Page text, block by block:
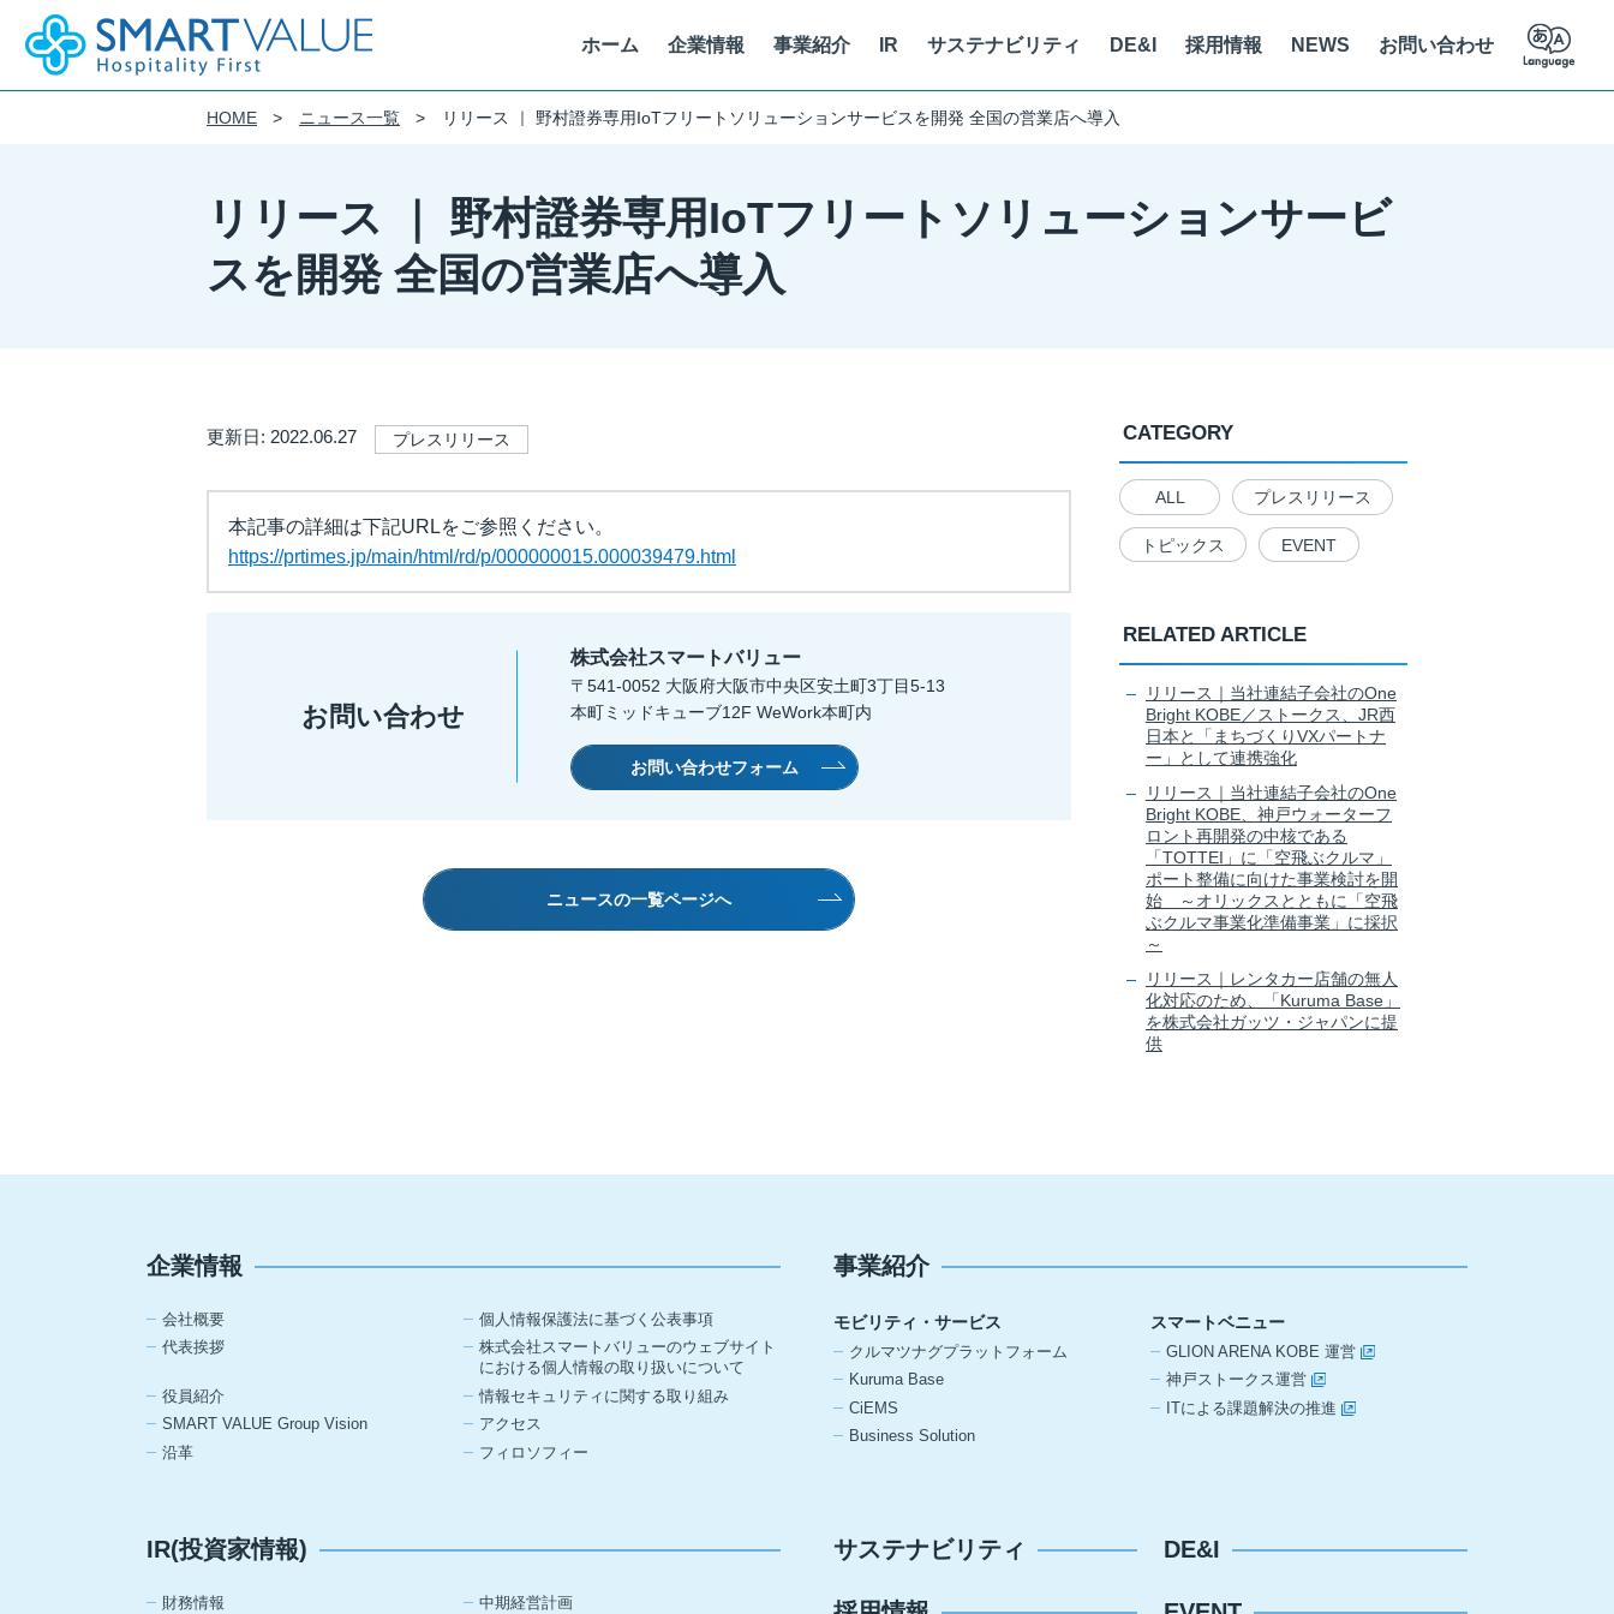
ホーム 企業情報
会社概要 代表挨拶
SMART VALUE Group Vision
沿革
個人情報保護法に基づく公表事項
株式会社スマートバリューのウェブサイトに
おける個人情報の取り扱いについて
情報セキュリティに関する取り組み
事業紹介
モビリティ・サービス
モビリティIoTに特化したプラットフォーム
クルマツナグプラットフォーム
カーシェアの事業化を支援するプラットフォーム
架装品のご提案
スマートベニュー
GLION ARENA KOBE 運営
IR
財務情報
経営成績
財政状況
決算短信
株主通信
株主総会関連資料
株式情報
中期経営計画
ディスクロージャーポリシー
監査委員会ホットライン
サステナビリティ
サステナビリティ基本方針 マテリアリティ
サステナビリティに関する取り組み
フィロソフィー
コーポレート・ガバナンス
DE&I
DE&I 推進方針 SMART WORK
働き方
健康経営
採用情報
新卒採用 キャリア採用
考え方を知る
制度を知る
働く人を知る
NEWS お問い合わせ
HOME ニュース一覧 リリース ｜ 野村證券専用IoTフリートソリューションサービスを開発 全国の営業店へ導入
リリース ｜ 野村證券専用IoTフリートソリューションサービ
スを開発 全国の営業店へ導入
更新日: 2022.06.27 プレスリリース
本記事の詳細は下記URLをご参照ください。
https://prtimes.jp/main/html/rd/p/000000015.000039479.html
お問い合わせ
株式会社スマートバリュー
〒541-0052 大阪府大阪市中央区安土町3丁目5-13
本町ミッドキューブ12F WeWork本町内
お問い合わせフォーム
ニュースの一覧ページへ
CATEGORY
ALL プレスリリース
トピックス EVENT
RELATED ARTICLE
リリース｜当社連結子会社のOne
Bright KOBE／ストークス、JR西
日本と「まちづくりVXパートナ
ー」として連携強化
リリース｜当社連結子会社のOne
Bright KOBE、神戸ウォーターフ
ロント再開発の中核である
「TOTTEI」に「空飛ぶクルマ」
ポート整備に向けた事業検討を開
始 ～オリックスとともに「空飛
ぶクルマ事業化準備事業」に採択
～
リリース｜レンタカー店舗の無人
化対応のため、「Kuruma Base」
を株式会社ガッツ・ジャパンに提
供
企業情報
会社概要
個人情報保護法に基づく公表事項
代表挨拶
株式会社スマートバリューのウェブサイト
における個人情報の取り扱いについて
役員紹介
情報セキュリティに関する取り組み
SMART VALUE Group Vision
アクセス
沿革
フィロソフィー
事業紹介
モビリティ・サービス
クルマツナグプラットフォーム
Kuruma Base
CiEMS
Business Solution
スマートベニュー
GLION ARENA KOBE 運営
神戸ストークス運営
ITによる課題解決の推進
IR(投資家情報)
財務情報 中期経営計画
サステナビリティ DE&I